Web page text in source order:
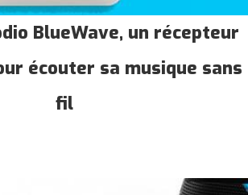
BlueWave, un récepteur
écouter sa musique sans
fil